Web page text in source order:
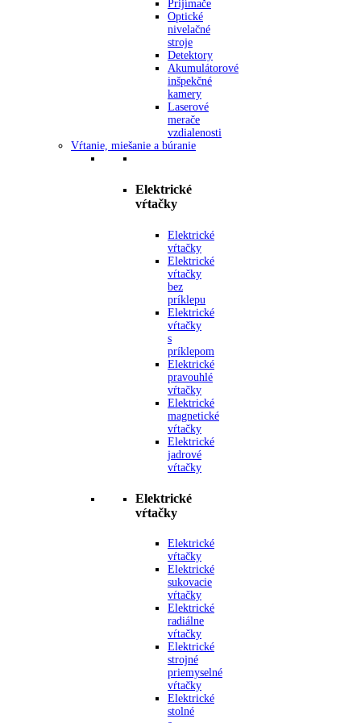
Prijímače
Optické
nivelačné
stroje
Detektory
Akumulátorové
inšpekčné
kamery
Laserové
merače
vzdialenosti
Vŕtanie, miešanie a búranie
Elektrické
vŕtačky
Elektrické
vŕtačky
Elektrické
vŕtačky
bez
príklepu
Elektrické
vŕtačky
s
príklepom
Elektrické
pravouhlé
vŕtačky
Elektrické
magnetické
vŕtačky
Elektrické
jadrové
vŕtačky
Elektrické
vŕtačky
Elektrické
vŕtačky
Elektrické
sukovacie
vŕtačky
Elektrické
radiálne
vŕtačky
Elektrické
strojné
priemyselné
vŕtačky
Elektrické
stolné